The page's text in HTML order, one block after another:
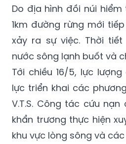
Do địa hình đồi núi
1km đường rừng mới
xảy ra sự việc. Thời
nước sông lạnh buốt và
Tới chiều 16/5, lực
lực triển khai các
V.T.S. Công tác cứu
khẩn trương thực hiện
khu vực lòng sông và